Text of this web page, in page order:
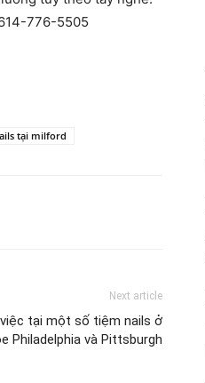
776-5505
tại milford
Next article
tại một số tiệm nails ở
Philadelphia và Pittsburgh